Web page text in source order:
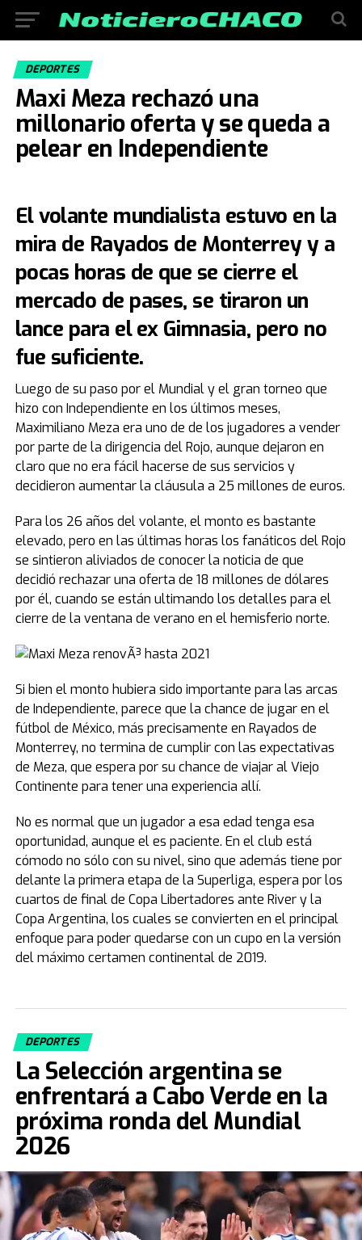
DEPORTES
Maxi Meza rechazó una
millonario oferta y se queda a
pelear en Independiente
El volante mundialista estuvo en la
mira de Rayados de Monterrey y a
pocas horas de que se cierre el
mercado de pases, se tiraron un
lance para el ex Gimnasia, pero no
fue suficiente.
Luego de su paso por el Mundial y el gran torneo que
hizo con Independiente en los últimos meses,
Maximiliano Meza era uno de de los jugadores a vender
por parte de la dirigencia del Rojo, aunque dejaron en
claro que no era fácil hacerse de sus servicios y
decidieron aumentar la cláusula a 25 millones de euros.
Para los 26 años del volante, el monto es bastante
elevado, pero en las últimas horas los fanáticos del Rojo
se sintieron aliviados de conocer la noticia de que
decidió rechazar una oferta de 18 millones de dólares
por él, cuando se están ultimando los detalles para el
cierre de la ventana de verano en el hemisferio norte.
Si bien el monto hubiera sido importante para las arcas
de Independiente, parece que la chance de jugar en el
fútbol de México, más precisamente en Rayados de
Monterrey, no termina de cumplir con las expectativas
de Meza, que espera por su chance de viajar al Viejo
Continente para tener una experiencia allí.
No es normal que un jugador a esa edad tenga esa
oportunidad, aunque el es paciente. En el club está
cómodo no sólo con su nivel, sino que además tiene por
delante la primera etapa de la Superliga, espera por los
cuartos de final de Copa Libertadores ante River y la
Copa Argentina, los cuales se convierten en el principal
enfoque para poder quedarse con un cupo en la versión
del máximo certamen continental de 2019.
DEPORTES
La Selección argentina se
enfrentará a Cabo Verde en la
próxima ronda del Mundial
2026